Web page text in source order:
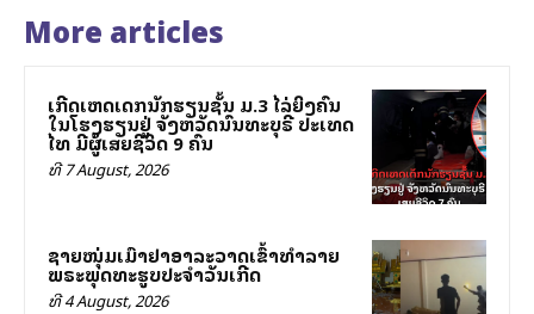
More articles
ເກີດເຫດເດັກນັກຮຽນຊັ້ນ ມ.3 ໄລ່ຍິງຄົນ
ໃນໂຮງຮຽນຢູ່ ຈັງຫວັດນົນທະບຸຣີ ປະເທດ
ໄທ ມີຜູ້ເສຍຊີວິດ 9 ຄົນ
ທີ 7 August, 2026
ຊາຍໜຸ່ມເມົາຢາອາລະວາດເຂົ້າທຳລາຍ
ພຣະພຸດທະຮູບປະຈຳວັນເກີດ
ທີ 4 August, 2026